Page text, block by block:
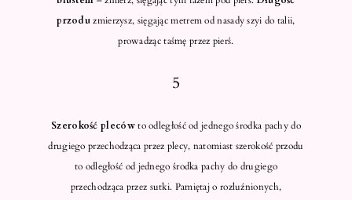
przoduzmierzysz, sięgając metrem od nasady szyi do talii,
prowadząc taśmę przez pierś.
5
Szerokość plecówto odległość od jednego środka pachy do
drugiego przechodząca przez plecy, natomiast szerokość przodu
to odległość od jednego środka pachy do drugiego
przechodząca przez sutki. Pamiętaj o rozluźnionych,